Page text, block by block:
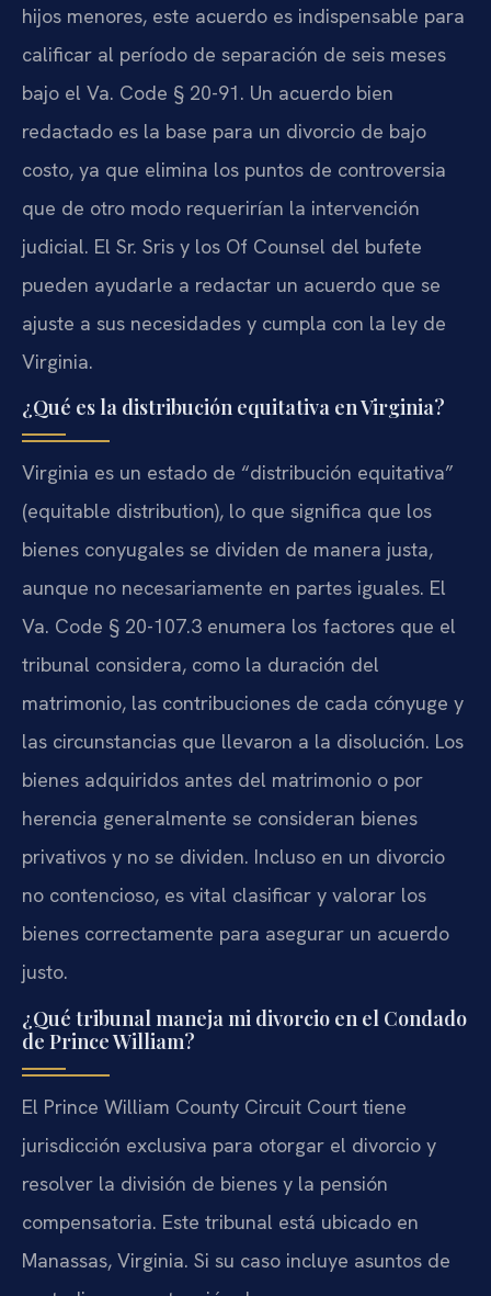
hijos menores, este acuerdo es indispensable para
calificar al período de separación de seis meses
bajo el Va. Code § 20-91. Un acuerdo bien
redactado es la base para un divorcio de bajo
costo, ya que elimina los puntos de controversia
que de otro modo requerirían la intervención
judicial. El Sr. Sris y los Of Counsel del bufete
pueden ayudarle a redactar un acuerdo que se
ajuste a sus necesidades y cumpla con la ley de
Virginia.
¿Qué es la distribución equitativa en Virginia?
Virginia es un estado de “distribución equitativa”
(equitable distribution), lo que significa que los
bienes conyugales se dividen de manera justa,
aunque no necesariamente en partes iguales. El
Va. Code § 20-107.3 enumera los factores que el
tribunal considera, como la duración del
matrimonio, las contribuciones de cada cónyuge y
las circunstancias que llevaron a la disolución. Los
bienes adquiridos antes del matrimonio o por
herencia generalmente se consideran bienes
privativos y no se dividen. Incluso en un divorcio
no contencioso, es vital clasificar y valorar los
bienes correctamente para asegurar un acuerdo
justo.
¿Qué tribunal maneja mi divorcio en el Condado
de Prince William?
El Prince William County Circuit Court tiene
jurisdicción exclusiva para otorgar el divorcio y
resolver la división de bienes y la pensión
compensatoria. Este tribunal está ubicado en
Manassas, Virginia. Si su caso incluye asuntos de